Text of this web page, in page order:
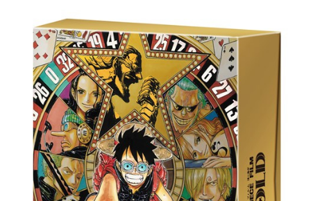
ーサー：鈴木敏夫製作：星野康二
中島清文脚本：丹羽圭子 郡司絵美
音...
カボンのパパの本名”を知りたがって
おり、あらゆる方法でパパに近付く
が、パパに翻弄されるばかりで一向
に本名を聞き出せない。そこでイン
テリペリの総帥・ダンテは、息子の
バカボンからパパの本名を聞き出そ
うと目論む。「子供と仲良くなるに
は、子供が一番だ。…特別な子供が
な。」そうして召喚されたのは、地
獄へと堕ちた「フランダースの犬」
の主人公、ネロとパトラッシュの魂
だった！狙われたバカボンの運命